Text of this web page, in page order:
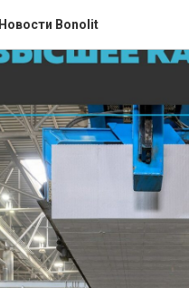
Новости Bonolit